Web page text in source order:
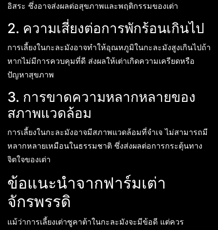
อิสระ ซึ่งอาจส่งผลต่อสุขภาพและพฤติกรรมของเต่า
2. ความเสี่ยงต่อการพักร้อนเกินไป
การเลี้ยงในกะละมังอาจทำให้อุณหภูมิในกะละมังสูงเกินไปถ้า
หากไม่มีการควบคุมที่ดี ส่งผลให้เต่าเกิดความเครียดหรือ
ปัญหาสุขภาพ
3. การขาดความหลากหลายของ
สภาพแวดล้อม
การเลี้ยงในกะละมังอาจมีสภาพแวดล้อมที่จำเจ ไม่สามารถมี
หลากหลายเหมือนในธรรมชาติ ซึ่งส่งผลต่อการกระตุ้นทาง
จิตใจของเต่า
ข้อแนะนำจากฟาร์มเต่า
จักรพรรดิ
แม้ว่าการเลี้ยงเต่าซูคาต้าในกะละมังจะมีข้อดี แต่ควร